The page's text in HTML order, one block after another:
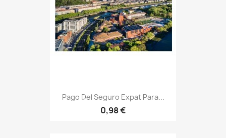
Pago Del Seguro Expat Para...
0,98 €